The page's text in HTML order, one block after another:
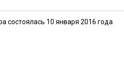
состоялась 10 января 2016 года